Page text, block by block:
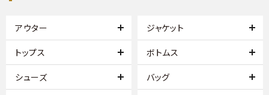
アウター ジャケット
トップス ボトムス
シューズ バッグ